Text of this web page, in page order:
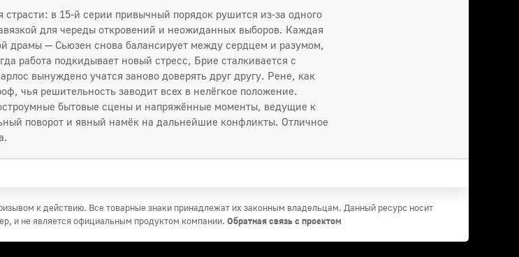
в 15-й серии привычный порядок рушится из-за одного
для череды откровений и неожиданных выборов. Каждая
драмы — Сьюзен снова балансирует между сердцем и разумом,
работа подкидывает новый стресс, Брие сталкивается с
вынуждено учатся заново доверять друг другу. Рене, как
чья решительность заводит всех в нелёгкое положение.
бытовые сцены и напряжённые моменты, ведущие к
поворот и явный намёк на дальнейшие конфликты. Отличное
к действию. Все товарные знаки принадлежат их законным владельцам. Данный ресурс носит
и не является официальным продуктом компании. Обратная связь с проектом